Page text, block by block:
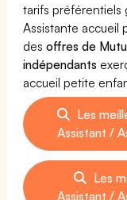
tarifs préférentiels
Assistante accueil
desoffres de
indépendants
accueil petite
Les
Assistant /
Les
Assistant /